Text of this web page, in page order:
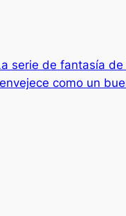
serie de fantasía
como un